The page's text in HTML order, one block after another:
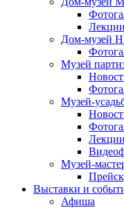
Дом-музей
Музей
Музей-
Музей-
Выставки и
Афиша